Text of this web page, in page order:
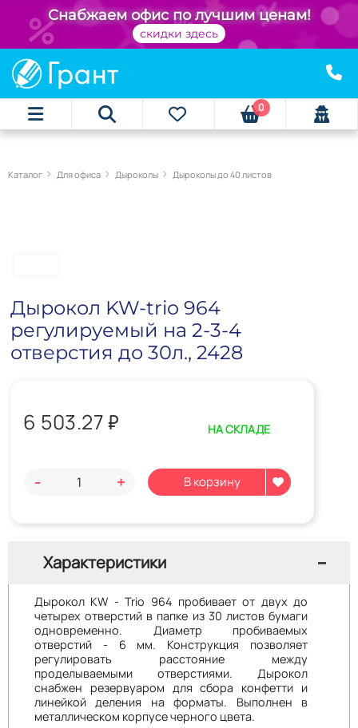
Снабжаем офис по лучшим ценам!
скидки здесь
0
Каталог Для офиса Дыроколы Дыроколы до 40 листов
Дырокол KW-trio 964
регулируемый на 2-3-4
отверстия до 30л., 2428
6 503.27₽ НА СКЛАДЕ
- +
Характеристики
Дырокол KW - Trio 964 пробивает от двух до
четырех отверстий в папке из 30 листов бумаги
одновременно. Диаметр пробиваемых
отверстий - 6 мм. Конструкция позволяет
регулировать расстояние между
проделываемыми отверстиями. Дырокол
снабжен резервуаром для сбора конфетти и
линейкой деления на форматы. Выполнен в
металлическом корпусе черного цвета.